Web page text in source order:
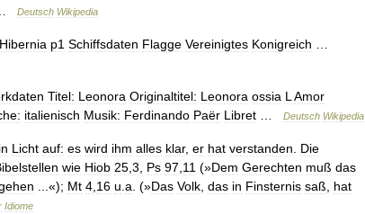
Deutsch Wikipedia
Hibernia p1 Schiffsdaten Flagge Vereinigtes Konigreich
Titel: Leonora Originaltitel: Leonora ossia L Amor
italienisch Musik: Ferdinando Paër Libret Deutsch Wikipedia
Licht auf: es wird ihm alles klar, er hat verstanden
Die
wie Hiob 25 3 Ps 97 11 (»Dem Gerechten muß das
...«); Mt 4 16 u a . (»Das Volk das in Finsternis saß
hat
Idiome